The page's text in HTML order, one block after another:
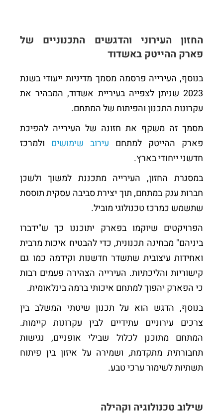
החזון העירוני והדגשים התכנוניים של
פארק ההייטק באשדוד
בנוסף, העירייה פרסמה מסמך מדיניות ייעודי בשנת
2023 שניתן לצפייה בעיריית אשדוד, המבהיר את
עקרונות התכנון והפיתוח של המתחם.
מסמך זה משקף את חזונה של העירייה להפיכת
פארק ההייטק למתחם עירוב שימושים ולמרכז
חדשני ייחודי בארץ.
במסגרת החזון, העירייה מתכננת למשוך ולשכן
חברות ענק במתחם, תוך יצירת סביבה עסקית תוססת
שתשמש כמרכז טכנולוגי מוביל.
הפרויקטים שיוקמו בפארק יתוכננו כך ש"ידברו
ביניהם" מבחינה תכנונית, כדי להבטיח איכות מרבית
ואחידות עיצובית שתשדר חדשנות וקידמה כמו גם
קישוריות והליכתיות. העירייה הצהירה פעמים רבות
כי הפארק יהפוך למתחם איכותי ברמה בינלאומית.
בנוסף, הדגש הוא על תכנון שיטתי המשלב בין
צרכים עירוניים עתידיים לבין עקרונות קיימות.
המתחם מתוכנן לכלול שבילי אופניים, נגישות
תחבורתית מתקדמת, ושמירה על איזון בין פיתוח
תשתיות לשימור ערכי טבע.
שילוב טכנולוגיה וקהילה